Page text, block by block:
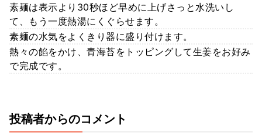
素麺は表示より30秒ほど早めに上げさっと水洗いし
て、もう一度熱湯にくぐらせます。
素麺の水気をよくきり器に盛り付けます。
熱々の餡をかけ、青海苔をトッピングして生姜をお好み
で完成です。
投稿者からのコメント